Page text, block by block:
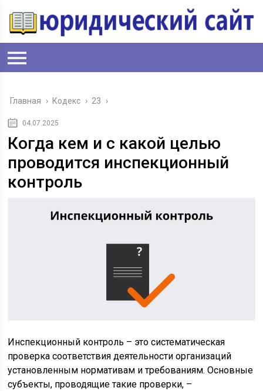
Главная › Кодекс › 23 ›
04.07.2025
Когда кем и с какой целью
проводится инспекционный
контроль
Инспекционный контроль – это систематическая
проверка соответствия деятельности организаций
установленным нормативам и требованиям. Основные
субъекты, проводящие такие проверки, –